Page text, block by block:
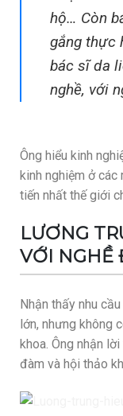
hộ… Còn
gắng thực
bác sĩ da
nghề, với
Ông hiểu kinh
kinh nghiệm ở
tiến nhất thế giới
LƯƠNG
VỚI NGHỀ
Nhận thấy nhu
lớn, nhưng không
khoa. Ông nhận
đàm và hội thảo